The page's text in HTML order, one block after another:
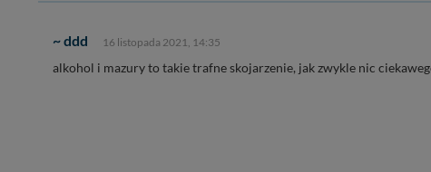
~ ddd 16 listopada 2021, 14:35
alkohol i mazury to takie trafne skojarzenie, jak zwykle nic